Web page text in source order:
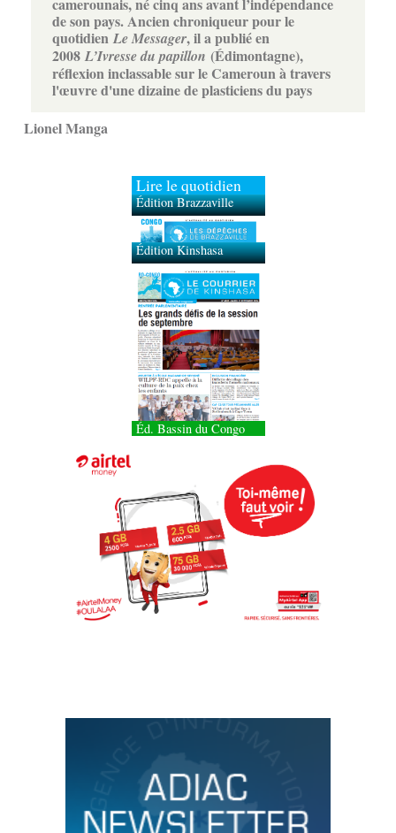
camerounais, né cinq ans avant l’indépendance
de son pays. Ancien chroniqueur pour le
quotidien Le Messager, il a publié en
2008 L’Ivresse du papillon (Édimontagne),
réflexion inclassable sur le Cameroun à travers
l'œuvre d'une dizaine de plasticiens du pays
Lionel Manga
Lire le quotidien
Édition Brazzaville
Édition Kinshasa
Éd. Bassin du Congo